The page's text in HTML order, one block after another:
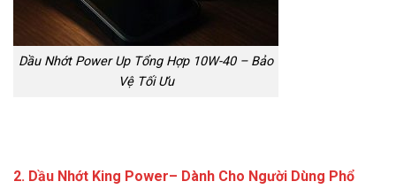
Dầu Nhớt Power Up Tổng Hợp 10W-40 – Bảo
Vệ Tối Ưu
2. Dầu Nhớt King Power– Dành Cho Người Dùng Phổ